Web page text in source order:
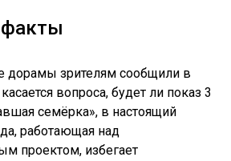
дорамы зрителям сообщили в
вопроса, будет ли показ 3
семёрка», в настоящий
работающая над
проектом, избегает